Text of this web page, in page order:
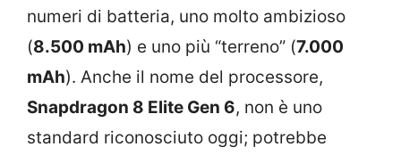
numeri di batteria, uno molto ambizioso
(8.500 mAh) e uno più “terreno” (7.000
mAh). Anche il nome del processore,
Snapdragon 8 Elite Gen 6, non è uno
standard riconosciuto oggi; potrebbe